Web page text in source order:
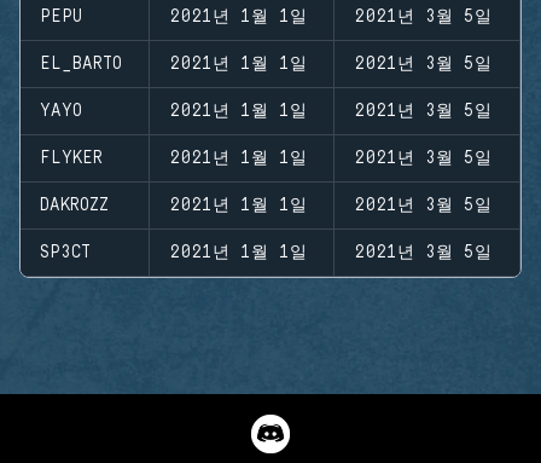
PEPU 2021년 1월 1일 2021년 3월 5일
EL_BARTO 2021년 1월 1일 2021년 3월 5일
YAYO 2021년 1월 1일 2021년 3월 5일
FLYKER 2021년 1월 1일 2021년 3월 5일
DAKROZZ 2021년 1월 1일 2021년 3월 5일
SP3CT 2021년 1월 1일 2021년 3월 5일